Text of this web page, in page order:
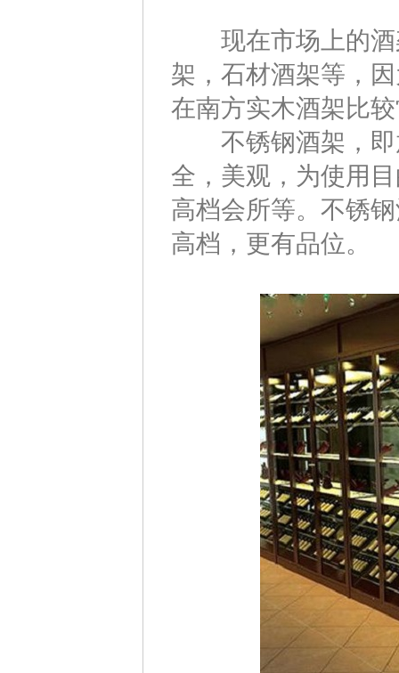
现在市场上的酒
架，石材酒架等，
在南方实木酒架比
不锈钢酒架，即
全，美观，为使用
高档会所等。不锈
高档，更有品位。